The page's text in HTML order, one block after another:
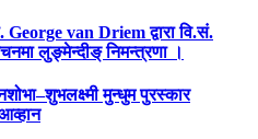
George van Driem द्वारा वि.सं.
लुङ्मेन्दीङ् निमन्त्रणा ।
मुन्धुम पुरस्कार